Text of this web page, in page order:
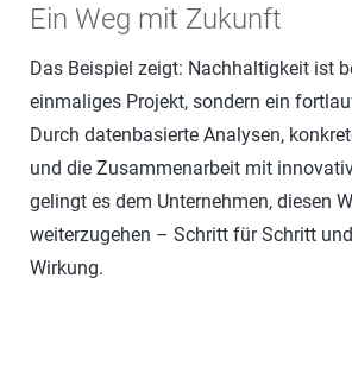
Ein Weg mit Zukunft
Das Beispiel zeigt: Nachhaltigkeit ist
einmaliges Projekt, sondern ein
Durch datenbasierte Analysen,
und die Zusammenarbeit mit
gelingt es dem Unternehmen, diesen
weiterzugehen – Schritt für Schritt
Wirkung.